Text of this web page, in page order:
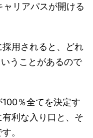
リアパスが開ける
用されると、どれ
うことがあるので
％全てを決定す
利な入り口と、そ
。